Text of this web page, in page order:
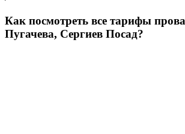
Как посмотреть все тарифы
Пугачева, Сергиев Посад?